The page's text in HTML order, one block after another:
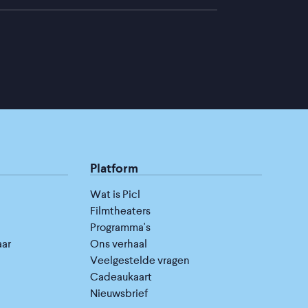
Platform
Wat is Picl
Filmtheaters
Programma's
Ons verhaal
Veelgestelde vragen
Cadeaukaart
Nieuwsbrief